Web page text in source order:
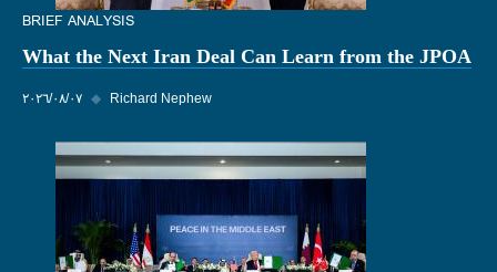
BRIEF ANALYSIS
What the Next Iran Deal Can Learn from the JPOA
٠٧‏/٠٨‏/٢٠٢٦ ◆ Richard Nephew